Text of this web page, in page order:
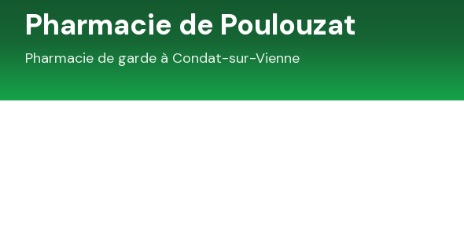
Pharmacie de Poulouzat
Pharmacie de garde à Condat-sur-Vienne